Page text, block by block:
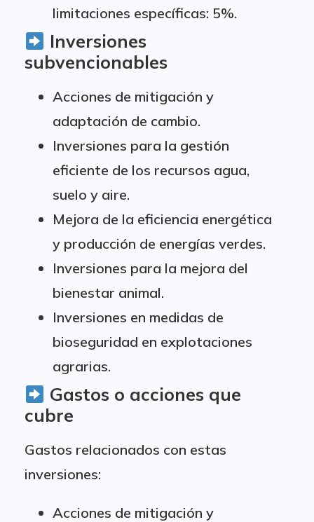
limitaciones específicas: 5%.
Inversiones
subvencionables
Acciones de mitigación y
adaptación de cambio.
Inversiones para la gestión
eficiente de los recursos agua,
suelo y aire.
Mejora de la eficiencia energética
y producción de energías verdes.
Inversiones para la mejora del
bienestar animal.
Inversiones en medidas de
bioseguridad en explotaciones
agrarias.
Gastos o acciones que
cubre
Gastos relacionados con estas
inversiones:
Acciones de mitigación y